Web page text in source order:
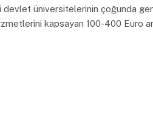
devlet üniversitelerinin çoğunda
kapsayan 100-400 Euro